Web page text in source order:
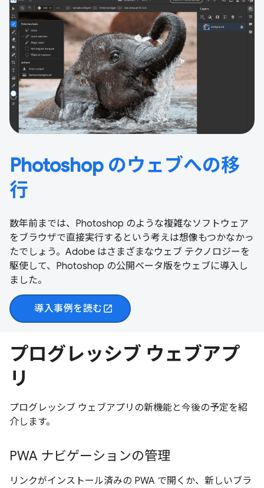
Photoshop のウェブへの移
行
数年前までは、Photoshop のような複雑なソフトウェア
をブラウザで直接実行するという考えは想像もつかなかっ
たでしょう。Adobe はさまざまなウェブ テクノロジーを
駆使して、Photoshop の公開ベータ版をウェブに導入し
ました。
導入事例を読む open_in_new
プログレッシブ ウェブアプ
リ
プログレッシブ ウェブアプリの新機能と今後の予定を紹
介します。
PWA ナビゲーションの管理
リンクがインストール済みの PWA で開くか、新しいブラ